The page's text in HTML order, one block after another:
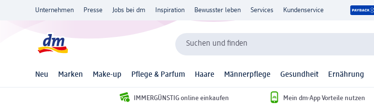
Unternehmen Presse Jobs bei dm Inspiration Bewusster leben Services Kundenservice
Suchen und finden
Neu Marken Make-up Pflege & Parfum Haare Männerpflege Gesundheit Ernährung
IMMERGÜNSTIG online einkaufen Mein dm-App Vorteile nutzen